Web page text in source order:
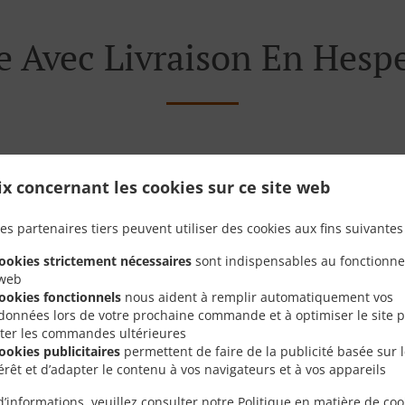
concernant les cookies sur ce site web
partenaires tiers peuvent utiliser des cookies aux fins suivantes
strictement nécessaires sont indispensables au
fonctionnels nous aident à remplir automatiquement vos
lors de votre prochaine commande et à optimiser le site
les commandes ultérieures
publicitaires permettent de faire de la publicité basée sur
et d’adapter le contenu à vos navigateurs et à vos appareils
Avec Livraison En
près de Hesper Houwald et sommes ravis de prendre
menu interactif en ligne et de passer votre commande
confirmer votre commande et vous donner l'heure
Offres Spéciales